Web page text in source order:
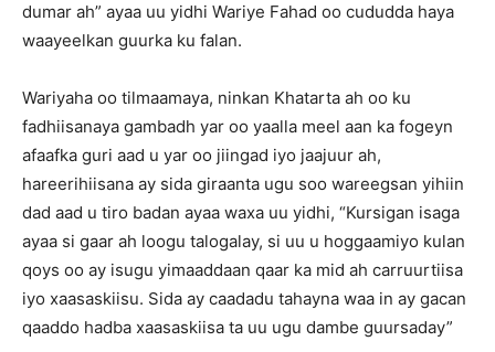
dumar ah” ayaa uu yidhi Wariye Fahad oo cududda haya
waayeelkan guurka ku falan.
Wariyaha oo tilmaamaya, ninkan Khatarta ah oo ku
fadhiisanaya gambadh yar oo yaalla meel aan ka fogeyn
afaafka guri aad u yar oo jiingad iyo jaajuur ah,
hareerihiisana ay sida giraanta ugu soo wareegsan yihiin
dad aad u tiro badan ayaa waxa uu yidhi, “Kursigan isaga
ayaa si gaar ah loogu talogalay, si uu u hoggaamiyo kulan
qoys oo ay isugu yimaaddaan qaar ka mid ah carruurtiisa
iyo xaasaskiisu. Sida ay caadadu tahayna waa in ay gacan
qaaddo hadba xaasaskiisa ta uu ugu dambe guursaday”